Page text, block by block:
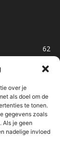
over je
als doel om de
te tonen.
gegevens zoals
Als je geen
nadelige invloed
62
47
32
32
29